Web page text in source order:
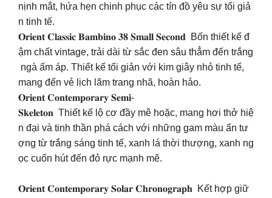
nịnh mắt, hứa hẹn chinh phục các tín đồ yêu sự tối giả
n tinh tế.
𝐎𝐫𝐢𝐞𝐧𝐭 𝐂𝐥𝐚𝐬𝐬𝐢𝐜 𝐁𝐚𝐦𝐛𝐢𝐧𝐨 𝟑𝟖 𝐒𝐦𝐚𝐥𝐥 𝐒𝐞𝐜𝐨𝐧𝐝 Bốn thiết kế đ
ậm chất vintage, trải dài từ sắc đen sâu thẳm đến trắng
ngà ấm áp. Thiết kế tối giản với kim giây nhỏ tinh tế,
mang đến vẻ lịch lãm trang nhã, hoàn hảo.
𝐎𝐫𝐢𝐞𝐧𝐭 𝐂𝐨𝐧𝐭𝐞𝐦𝐩𝐨𝐫𝐚𝐫𝐲 𝐒𝐞𝐦𝐢-
𝐒𝐤𝐞𝐥𝐞𝐭𝐨𝐧 Thiết kế lộ cơ đầy mê hoặc, mang hơi thở hiệ
n đại và tinh thần phá cách với những gam màu ấn tư
ợng từ trắng sáng tinh tế, xanh lá thời thượng, xanh ng
ọc cuốn hút đến đỏ rực mạnh mẽ.
𝐎𝐫𝐢𝐞𝐧𝐭 𝐂𝐨𝐧𝐭𝐞𝐦𝐩𝐨𝐫𝐚𝐫𝐲 𝐒𝐨𝐥𝐚𝐫 𝐂𝐡𝐫𝐨𝐧𝐨𝐠𝐫𝐚𝐩𝐡 Kết hợp giữ